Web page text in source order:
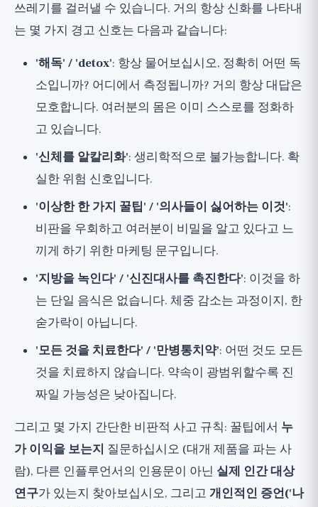
쓰레기를 걸러낼 수 있습니다. 거의 항상 신화를 나타내
는 몇 가지 경고 신호는 다음과 같습니다:
'해독' / 'detox': 항상 물어보십시오, 정확히 어떤 독
소입니까? 어디에서 측정됩니까? 거의 항상 대답은
모호합니다. 여러분의 몸은 이미 스스로를 정화하
고 있습니다.
'신체를 알칼리화': 생리학적으로 불가능합니다. 확
실한 위험 신호입니다.
'이상한 한 가지 꿀팁' / '의사들이 싫어하는 이것':
비판을 우회하고 여러분이 비밀을 알고 있다고 느
끼게 하기 위한 마케팅 문구입니다.
'지방을 녹인다' / '신진대사를 촉진한다': 이것을 하
는 단일 음식은 없습니다. 체중 감소는 과정이지, 한
숟가락이 아닙니다.
'모든 것을 치료한다' / '만병통치약': 어떤 것도 모든
것을 치료하지 않습니다. 약속이 광범위할수록 진
짜일 가능성은 낮아집니다.
그리고 몇 가지 간단한 비판적 사고 규칙: 꿀팁에서 누
가 이익을 보는지 질문하십시오 (대개 제품을 파는 사
람), 다른 인플루언서의 인용문이 아닌 실제 인간 대상
연구가 있는지 찾아보십시오, 그리고 개인적인 증언('나